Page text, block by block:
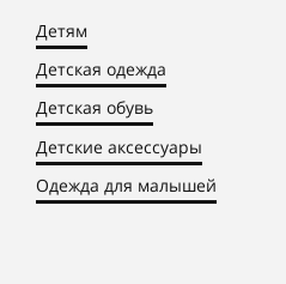
Детям
Детская одежда
Детская обувь
Детские аксессуары
Одежда для малышей